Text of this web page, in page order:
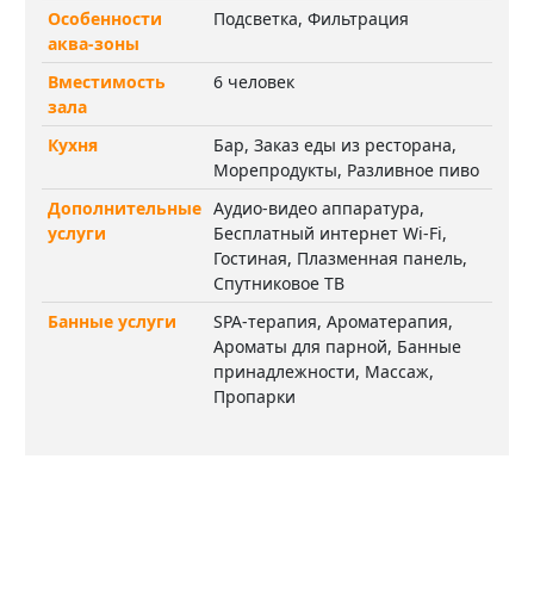
Особенности
аква-зоны
Подсветка, Фильтрация
Вместимость
зала
6 человек
Кухня
Бар, Заказ еды из ресторана,
Морепродукты, Разливное пиво
Дополнительные
услуги
Аудио-видео аппаратура,
Бесплатный интернет Wi-Fi,
Гостиная, Плазменная панель,
Спутниковое ТВ
Банные услуги
SPA-терапия, Ароматерапия,
Ароматы для парной, Банные
принадлежности, Массаж,
Пропарки